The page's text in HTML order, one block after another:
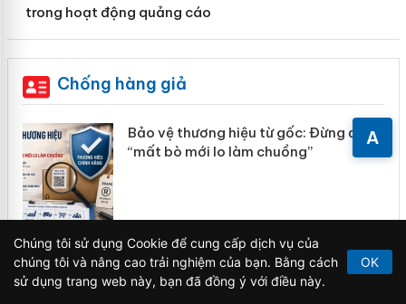
A
trong hoạt động quảng cáo
Chống hàng giả
Bảo vệ thương hiệu từ gốc: Đừng để
“mất bò mới lo làm chuồng”
Khẩn trương xác minh, xử lý sản phẩm
Slimaura Care x3 sử dụng giấy phép
giả mạo
Chúng tôi sử dụng Cookie để cung cấp dịch vụ của
chúng tôi và nâng cao trải nghiệm của bạn. Bằng cách
sử dụng trang web này, bạn đã đồng ý với điều này.
OK